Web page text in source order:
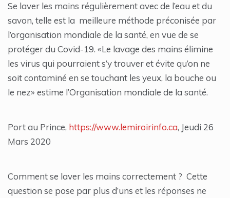
Se laver les mains régulièrement avec de l’eau et du
savon, telle est la meilleure méthode préconisée par
l’organisation mondiale de la santé, en vue de se
protéger du Covid-19. «Le lavage des mains élimine
les virus qui pourraient s’y trouver et évite qu’on ne
soit contaminé en se touchant les yeux, la bouche ou
le nez» estime l’Organisation mondiale de la santé.
Port au Prince, https://www.lemiroirinfo.ca, Jeudi 26
Mars 2020
Comment se laver les mains correctement ? Cette
question se pose par plus d’uns et les réponses ne